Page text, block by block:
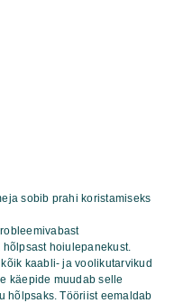
sobib prahi koristamiseks
hoiulepanekust.
kaabli- ja voolikutarvikud
käepide muudab selle
hõlpsaks. Tööriist eemaldab